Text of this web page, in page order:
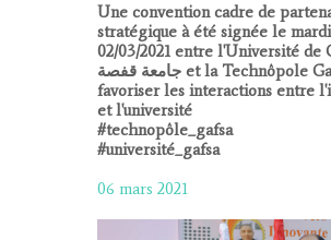
Une convention cadre de
stratégique à été signée le mardi
02/03/2021 entre l'Université de
جامعة قفصة et la Technôpole Gafsa. Pour
favoriser les interactions entre
et l'université
#technopôle_gafsa
#université_gafsa
06 mars 2021